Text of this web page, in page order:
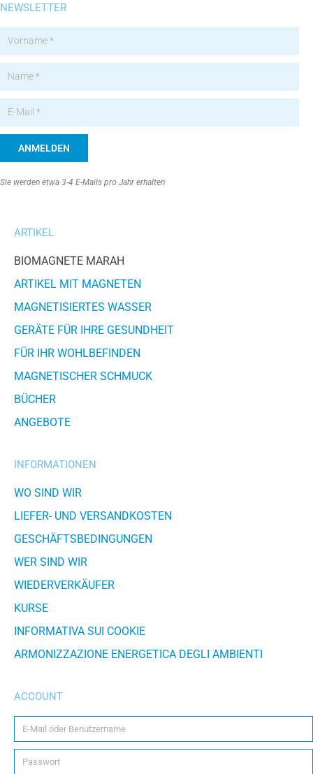
NEWSLETTER
ANMELDEN
Sie werden etwa 3-4 E-Mails pro Jahr erhalten
ARTIKEL
BIOMAGNETE MARAH
ARTIKEL MIT MAGNETEN
MAGNETISIERTES WASSER
GERÄTE FÜR IHRE GESUNDHEIT
FÜR IHR WOHLBEFINDEN
MAGNETISCHER SCHMUCK
BÜCHER
ANGEBOTE
INFORMATIONEN
WO SIND WIR
LIEFER- UND VERSANDKOSTEN
GESCHÄFTSBEDINGUNGEN
WER SIND WIR
WIEDERVERKÄUFER
KURSE
INFORMATIVA SUI COOKIE
ARMONIZZAZIONE ENERGETICA DEGLI AMBIENTI
ACCOUNT